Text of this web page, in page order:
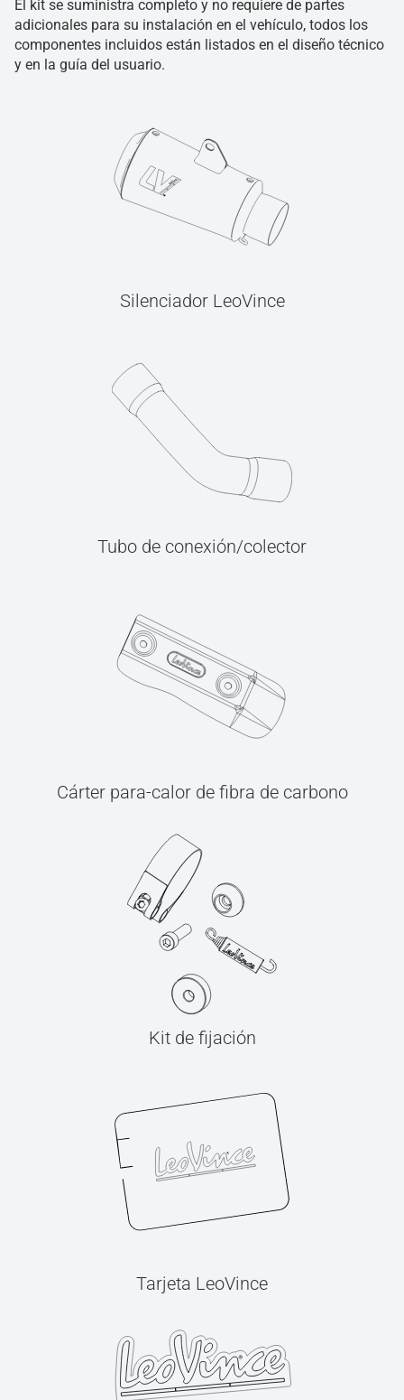
El kit se suministra completo y no requiere de partes
adicionales para su instalación en el vehículo, todos los
componentes incluidos están listados en el diseño técnico
y en la guía del usuario.
Silenciador LeoVince
Tubo de conexión/colector
Cárter para-calor de fibra de carbono
Kit de fijación
Tarjeta LeoVince